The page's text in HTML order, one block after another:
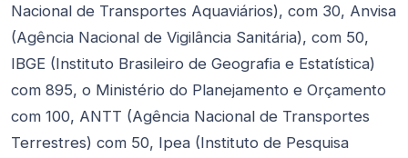
Nacional de Transportes Aquaviários), com 30, Anvisa
(Agência Nacional de Vigilância Sanitária), com 50,
IBGE (Instituto Brasileiro de Geografia e Estatística)
com 895, o Ministério do Planejamento e Orçamento
com 100, ANTT (Agência Nacional de Transportes
Terrestres) com 50, Ipea (Instituto de Pesquisa